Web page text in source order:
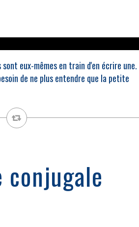
eux-mêmes en train d'en écrire une.
de ne plus entendre que la petite
conjugale